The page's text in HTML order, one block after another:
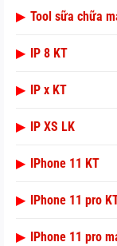
▶ Tool sữa chữa
▶ IP 8 KT
▶ IP x KT
▶ IP XS LK
▶ IPhone 11 KT
▶ IPhone 11 pro
▶ IPhone 11 pro